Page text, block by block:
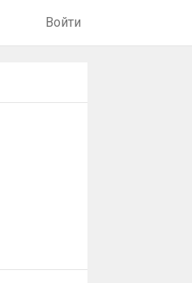
Войти